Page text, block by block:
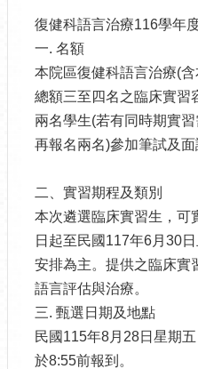
復健科語言治療116學年
一. 名額
本院區復健科語言治療(
總額三至四名之臨床實習
兩名學生(若有同時期實
再報名兩名)參加筆試及面
二、實習期程及類別
本次遴選臨床實習生，可
日起至民國117年6月30
安排為主。提供之臨床實
語言評估與治療。
三. 甄選日期及地點
民國115年8月28日星期
於8:55前報到。